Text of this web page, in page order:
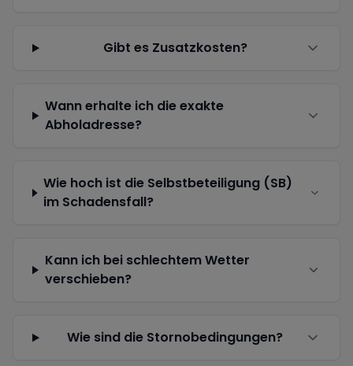
Gibt es Zusatzkosten?
Wann erhalte ich die exakte
Abholadresse?
Wie hoch ist die Selbstbeteiligung (SB)
im Schadensfall?
Kann ich bei schlechtem Wetter
verschieben?
Wie sind die Stornobedingungen?